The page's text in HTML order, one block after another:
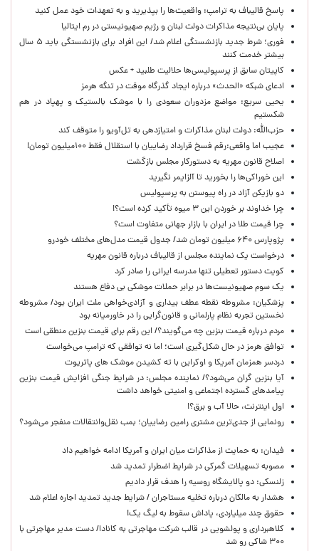
پاسخ قالیباف به ترامپ: واقعیت‌ها را بپذیرید و به تعهدات خود عمل کنید
پایان بی‌نتیجه مذاکرات دولت لبنان و رژیم صهیونیستی در رم ایتالیا
فوری؛ شرط جدید بازنشستگی اعلام شد/ این افراد برای بازنشستگی باید ۵ سال
بیشتر خدمت کنند
کاپیتان سابق از پرسپولیسی‌ها حلالیت طلبید + عکس
ادعای شبکه «الحدث» درباره ایجاد گذرگاه موقت در تنگه هرمز
یحیی سریع: مواضع مزدوران سعودی را با موشک بالستیک و پهپاد در هم
شکستیم
حزب‌الله: دولت لبنان مذاکرات و امتیازدهی به تل‌آویو را متوقف کند
عجیب اما واقعی:رقم فسخ قرارداد رضاییان با استقلال فقط ۱۰۰میلیون تومان!
اصلاح قانون مهریه به دستورکار مجلس بازگشت
این خوراکی‌ها را بخورید تا آلزایمر نگیرید
دو بازیکن آزاد در راه پیوستن به پرسپولیس
چرا خداوند بر خوردن این ۳ میوه تأکید کرده است؟!
چرا قیمت طلا در ایران با بازار جهانی متفاوت است؟
پژوپارس ۶۴۰ میلیون تومان شد/ جدول قیمت مدل‌های مختلف خودرو
درخواست یک نماینده مجلس از قالیباف درباره قانون مهریه
کویت دستور تعطیلی تنها مدرسه ایرانی را صادر کرد
یک‌ سوم صهیونیست‌ها در برابر حملات موشکی بی دفاع هستند
پزشکیان: مشروطه نقطه عطف بیداری و آزادی‌خواهی ملت ایران بود/ مشروطه
نخستین تجربه نظام پارلمانی و قانون‌گرایی را در خاورمیانه بود
مردم درباره قیمت بنزین چه می‌گویند؟/ این رقم برای قیمت بنزین منطقی است
توافق هرمز در حال شکل‌گیری است؛ اما نه توافقی که ترامپ می‌خواست
دردسر همزمان آمریکا و اوکراین با ته کشیدن موشک های پاتریوت
آیا بنزین گران می‌شود؟/ نماینده مجلس: در شرایط جنگی افزایش قیمت بنزین
پیامدهای گسترده اجتماعی و امنیتی خواهد داشت
اول اینترنت، حالا آب و برق؟!
رونمایی از جدی‌ترین مشتری رامین رضاییان؛ بمب نقل‌وانتقالات منفجر می‌شود؟
فیدان: به حمایت از مذاکرات میان ایران و آمریکا ادامه خواهیم داد
مصوبه تسهیلات گمرکی در شرایط اضطرار تمدید شد
زلنسکی: دو پالایشگاه روسیه را هدف قرار دادیم
هشدار به مالکان درباره تخلیه مستاجران / شرایط جدید تمدید اجاره اعلام شد
حقوق چند میلیاردی، پاداش سقوط به لیگ یک!
کلاهبرداری و پولشویی در قالب شرکت مهاجرتی به کانادا/ دست مدیر مهاجرتی با
۳۰۰ شاکی رو شد